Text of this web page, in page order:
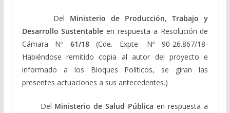
Del Ministerio de Producción, Trabajo y
Desarrollo Sustentableen respuesta a Resolución de
Cámara Nº 61/18(Cde. Expte. Nº 90-26.867/18-
Habiéndose remitido copia al autor del proyecto e
informado a los Bloques Políticos, se giran las
presentes actuaciones a sus antecedentes.)
Del Ministerio de Salud Públicaen respuesta a